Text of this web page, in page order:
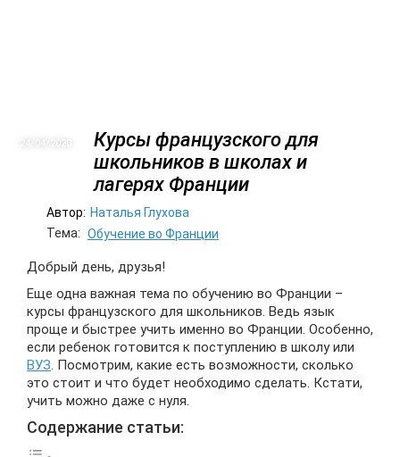
Курсы французского для
школьников в школах и
лагерях Франции
2020
Автор: Наталья Глухова
Тема: Обучение во Франции
Добрый день, друзья!
Еще одна важная тема по обучению во Франции –
курсы французского для школьников. Ведь язык
проще и быстрее учить именно во Франции. Особенно,
если ребенок готовится к поступлению в школу или
ВУЗ. Посмотрим, какие есть возможности, сколько
это стоит и что будет необходимо сделать. Кстати,
учить можно даже с нуля.
Содержание статьи: